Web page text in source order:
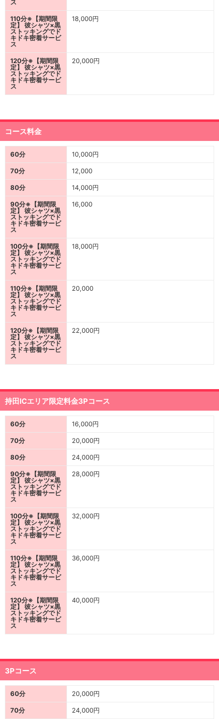
ス
110分※【期間限
定】 彼シャツ×黒
ストッキングでド
キドキ密着サービ
ス
18,000円
120分※【期間限
定】 彼シャツ×黒
ストッキングでド
キドキ密着サービ
ス
20,000円
コース料金
60分 10,000円
70分 12,000
80分 14,000円
90分※【期間限
定】 彼シャツ×黒
ストッキングでド
キドキ密着サービ
ス
16,000
100分※【期間限
定】 彼シャツ×黒
ストッキングでド
キドキ密着サービ
ス
18,000円
110分※【期間限
定】 彼シャツ×黒
ストッキングでド
キドキ密着サービ
ス
20,000
120分※【期間限
定】 彼シャツ×黒
ストッキングでド
キドキ密着サービ
ス
22,000円
持田ICエリア限定料金3Pコース
60分 16,000円
70分 20,000円
80分 24,000円
90分※【期間限
定】 彼シャツ×黒
ストッキングでド
キドキ密着サービ
ス
28,000円
100分※【期間限
定】 彼シャツ×黒
ストッキングでド
キドキ密着サービ
ス
32,000円
110分※【期間限
定】 彼シャツ×黒
ストッキングでド
キドキ密着サービ
ス
36,000円
120分※【期間限
定】 彼シャツ×黒
ストッキングでド
キドキ密着サービ
ス
40,000円
3Pコース
60分 20,000円
70分 24,000円